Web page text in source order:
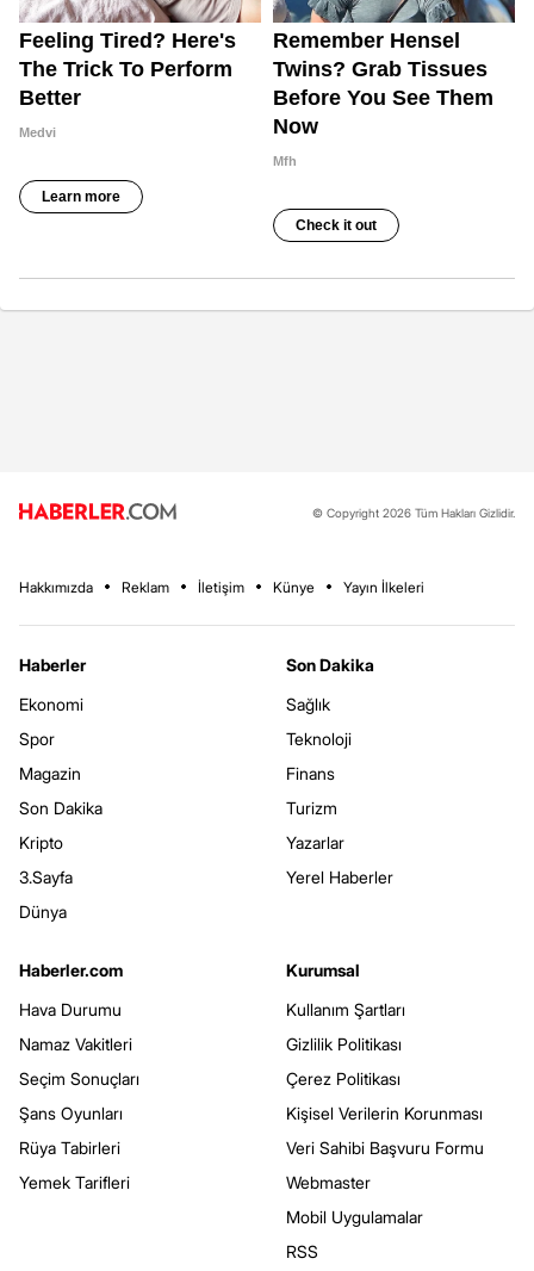
© Copyright 2026 Tüm Hakları Gizlidir.
Hakkımızda Reklam İletişim Künye Yayın İlkeleri
Haberler
Ekonomi
Spor
Magazin
Son Dakika
Kripto
3.Sayfa
Dünya
Son Dakika
Sağlık
Teknoloji
Finans
Turizm
Yazarlar
Yerel Haberler
Haberler.com
Hava Durumu
Namaz Vakitleri
Seçim Sonuçları
Şans Oyunları
Rüya Tabirleri
Yemek Tarifleri
Kurumsal
Kullanım Şartları
Gizlilik Politikası
Çerez Politikası
Kişisel Verilerin Korunması
Veri Sahibi Başvuru Formu
Webmaster
Mobil Uygulamalar
RSS